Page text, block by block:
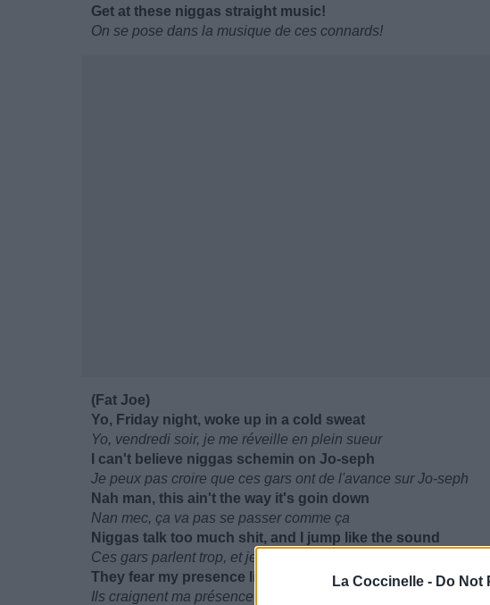
La Coccinelle - Do Not
Get at these niggas straight music!
On se pose dans la musique de ces connards!
(Fat Joe)
Yo, Friday night, woke up in a cold sweat
Yo, vendredi soir, je me réveille en plein sueur
I can't believe niggas schemin on Jo-seph
Je peux pas croire que ces gars ont de l'avance sur Jo-seph
Nah man, this ain't the way it's goin down
Nan mec, ça va pas se passer comme ça
Niggas talk too much shit, and I jump like the sound
Ces gars parlent trop, et je sursaute au moindre bruit
They fear my presence like the rest of them
Ils craignent ma présence comme le reste d'entre eux